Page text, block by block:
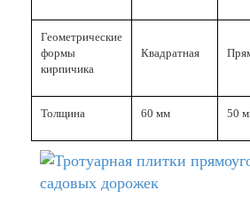
Геометрические
формы
кирпичика
Квадратная
Толщина 60 мм 50